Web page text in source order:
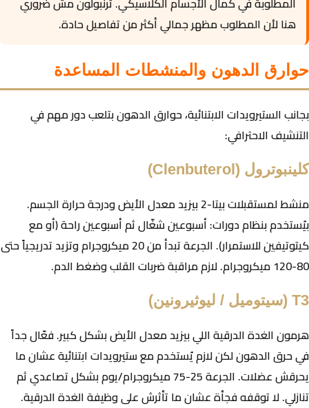
هنا لأن المطلوب مظهر جمالي أكثر من تفاصيل حادة.
حوارق الدهون والمنشطات المساعدة
بجانب الستيرويدات الابتنائية، حوارق الدهون بتلعب دور مهم في
التنشيف الاحترافي:
كلينبوترول (Clenbuterol)
منشط لمستقبلات بيتا-2 بيزيد معدل الأيض ودرجة حرارة الجسم.
بيُستخدم بنظام دورات: أسبوعين شغّال ثم أسبوعين راحة (أو مع
كيتوتيفين للاستمرار). الجرعة تبدأ من 20 ميكروجرام وتزيد تدريجياً حتى
80-120 ميكروجرام. لازم مراقبة ضربات القلب وضغط الدم.
T3 (سيتوميل / ليوثيرونين)
هرمون الغدة الدرقية اللي بيزيد معدل الأيض بشكل كبير. فعّال جداً
في حرق الدهون لكن لازم يُستخدم مع ستيرويدات ابتنائية عشان ما
يحرقش عضلات. الجرعة 25-75 ميكروجرام/يوم بشكل تصاعدي ثم
تنازلي.لا توقفه فجأةعشان ما تأثرش على وظيفة الغدة الدرقية.